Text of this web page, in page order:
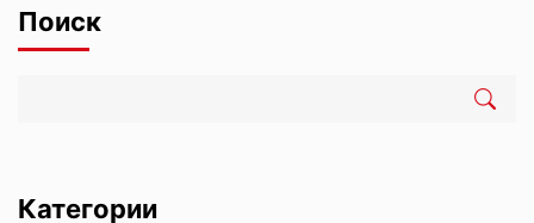
Поиск
Категории